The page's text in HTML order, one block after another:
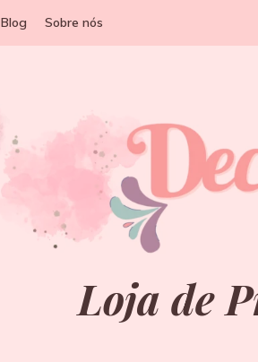
Blog Sobre nós
Loja de